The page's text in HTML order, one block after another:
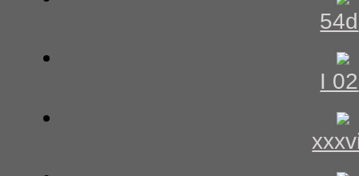
54d
I 02